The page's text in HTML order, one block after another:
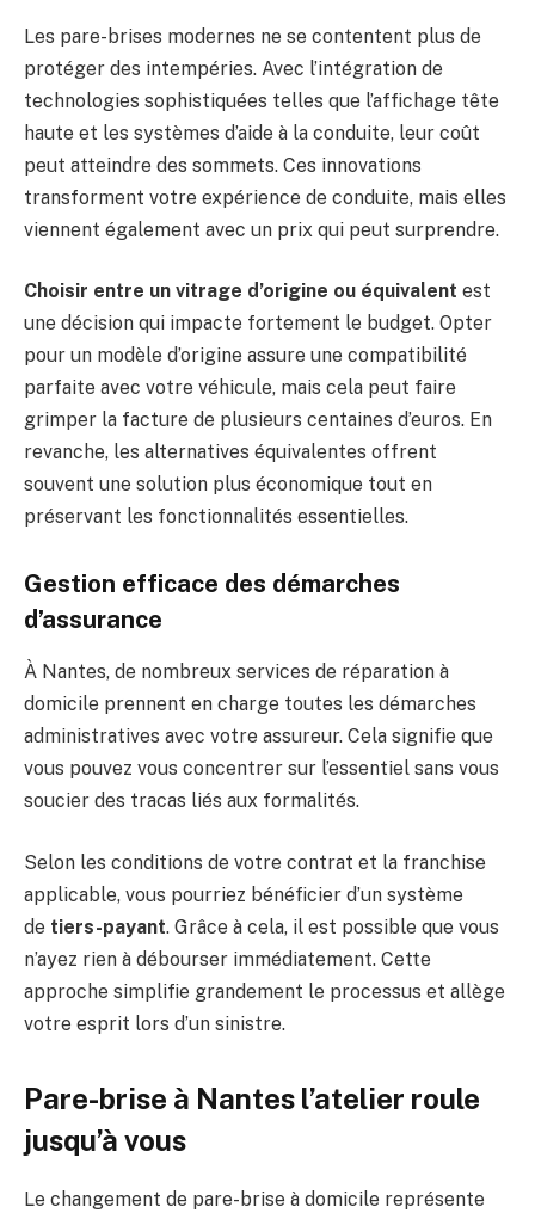
Les pare-brises modernes ne se contentent plus de
protéger des intempéries. Avec l’intégration de
technologies sophistiquées telles que l’affichage tête
haute et les systèmes d’aide à la conduite, leur coût
peut atteindre des sommets. Ces innovations
transforment votre expérience de conduite, mais elles
viennent également avec un prix qui peut surprendre.
Choisir entre un vitrage d’origine ou équivalent est
une décision qui impacte fortement le budget. Opter
pour un modèle d’origine assure une compatibilité
parfaite avec votre véhicule, mais cela peut faire
grimper la facture de plusieurs centaines d’euros. En
revanche, les alternatives équivalentes offrent
souvent une solution plus économique tout en
préservant les fonctionnalités essentielles.
Gestion efficace des démarches
d’assurance
À Nantes, de nombreux services de réparation à
domicile prennent en charge toutes les démarches
administratives avec votre assureur. Cela signifie que
vous pouvez vous concentrer sur l’essentiel sans vous
soucier des tracas liés aux formalités.
Selon les conditions de votre contrat et la franchise
applicable, vous pourriez bénéficier d’un système
de tiers-payant. Grâce à cela, il est possible que vous
n’ayez rien à débourser immédiatement. Cette
approche simplifie grandement le processus et allège
votre esprit lors d’un sinistre.
Pare-brise à Nantes l’atelier roule
jusqu’à vous
Le changement de pare-brise à domicile représente